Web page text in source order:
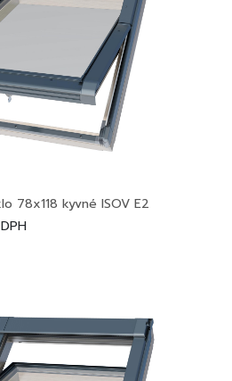
78x118 kyvné ISOV E2